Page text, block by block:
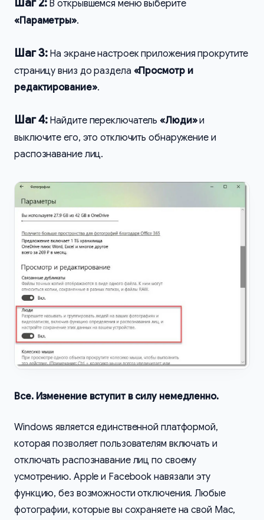
В открывшемся меню выберите
«Параметры».
Шаг 3:На экране настроек приложения прокрутите
страницу вниз до раздела «Просмотр и
редактирование».
Шаг 4:Найдите переключатель«Люди»и
выключите его, это отключить обнаружение и
распознавание лиц.
Все. Изменение вступит в силу немедленно.
Windows является единственной платформой,
которая позволяет пользователям включать и
отключать распознавание лиц по своему
усмотрению. Apple и Facebook навязали эту
функцию, без возможности отключения. Любые
фотографии, которые вы сохраняете на свой Mac,